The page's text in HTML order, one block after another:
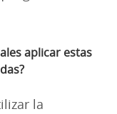
aplicar estas
la